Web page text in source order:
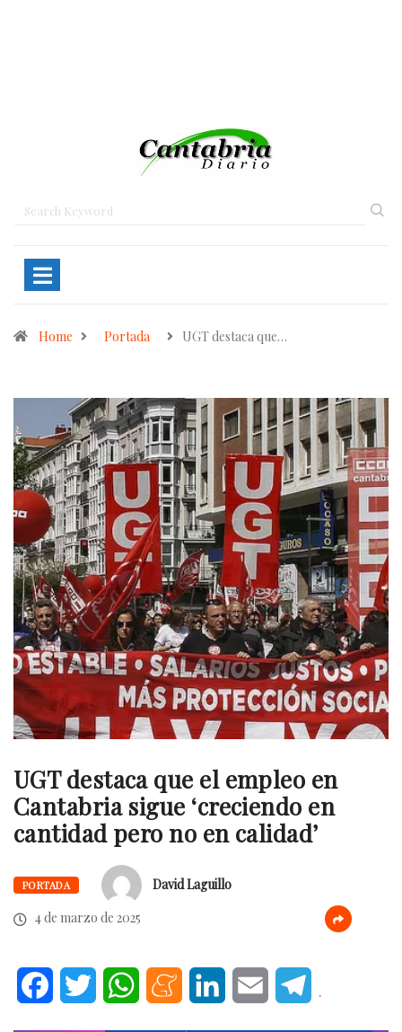
Home Portada UGT destaca que…
UGT destaca que el empleo en
Cantabria sigue ‘creciendo en
cantidad pero no en calidad’
PORTADA
David Laguillo
4 de marzo de 2025
FacebookTwitter WhatsAppMeneameLinkedInEmail .